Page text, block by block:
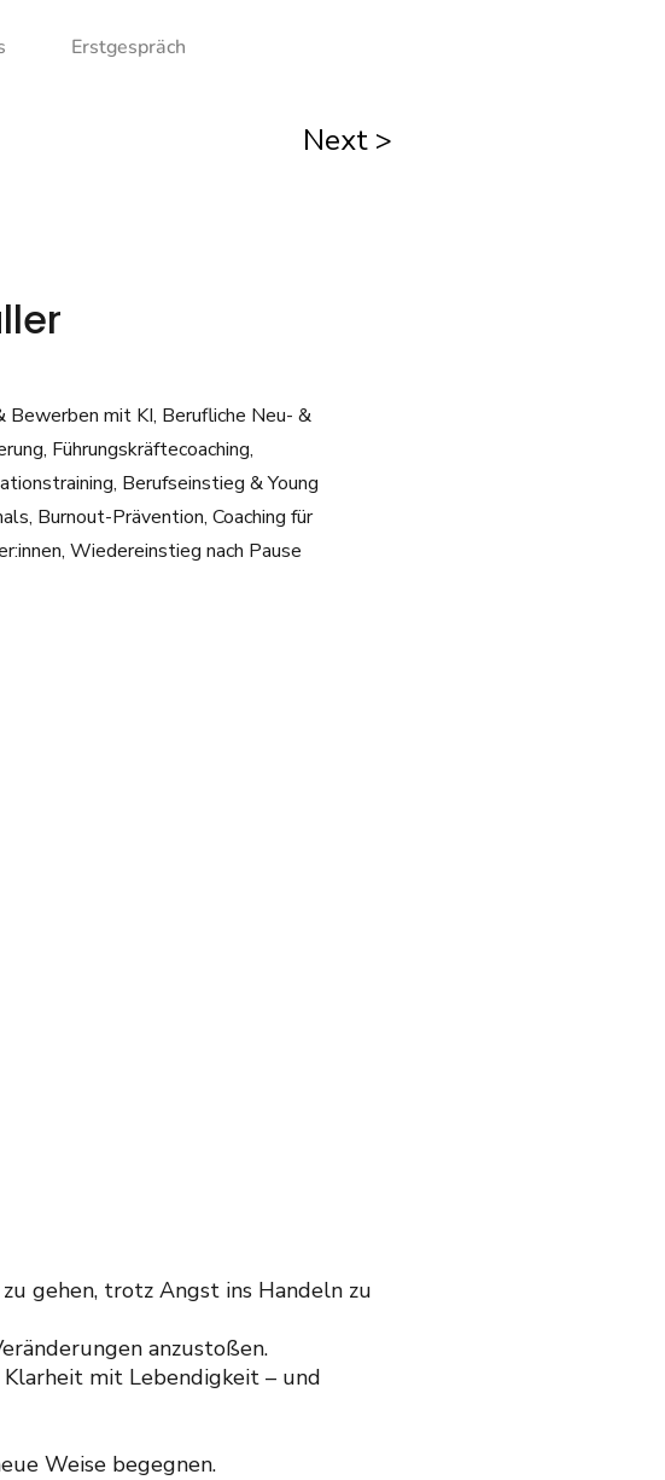
Erstgespräch
Next >
Bewerben mit KI, Berufliche Neu- &
Führungskräftecoaching,
Berufseinstieg & Young
Burnout-Prävention, Coaching für
Wiedereinstieg nach Pause
gehen, trotz Angst ins Handeln zu
anzustoßen.
mit Lebendigkeit – und
Weise begegnen.